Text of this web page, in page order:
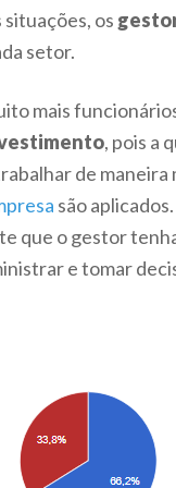
os
setor.
mais
, pois a
de
são
que o gestor
e tomar